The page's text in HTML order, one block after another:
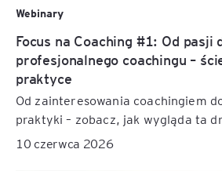
Webinary
Focus na Coaching #1: Od pasji
profesjonalnego coachingu –
praktyce
Od zainteresowania coachingiem
praktyki – zobacz, jak wygląda ta
10 czerwca 2026